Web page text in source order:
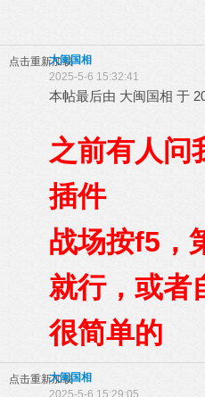
点击重新加载
大闽国相
2025-5-6 15:32:41
本帖最后由 大闽国相 于
之前有人问
插件
战场按f5，
就行，或者
很简单的
点击重新加载
大闽国相
2025-5-6 15:29:05